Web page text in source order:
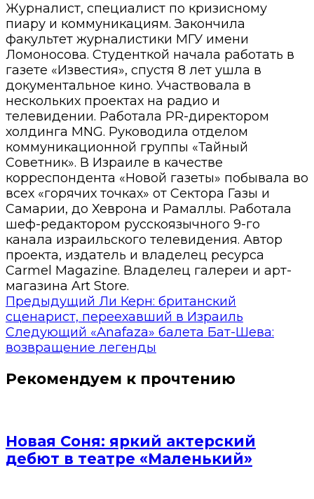
Журналист, специалист по кризисному
пиару и коммуникациям. Закончила
факультет журналистики МГУ имени
Ломоносова. Студенткой начала работать в
газете «Известия», спустя 8 лет ушла в
документальное кино. Участвовала в
нескольких проектах на радио и
телевидении. Работала PR-директором
холдинга MNG. Руководила отделом
коммуникационной группы «Тайный
Советник». В Израиле в качестве
корреспондента «Новой газеты» побывала во
всех «горячих точках» от Сектора Газы и
Самарии, до Хеврона и Рамаллы. Работала
шеф-редактором русскоязычного 9-го
канала израильского телевидения. Автор
проекта, издатель и владелец ресурса
Carmel Magazine. Владелец галереи и арт-
магазина Art Store.
Предыдущий Ли Керн: британский
сценарист, переехавший в Израиль
Следующий «Anafaza» балета Бат-Шева:
возвращение легенды
Рекомендуем к прочтению
Новая Соня: яркий актерский
дебют в театре «Маленький»